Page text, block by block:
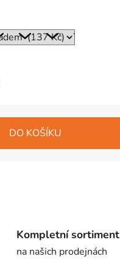
DO KOŠÍKU
Kompletní sortiment
na našich prodejnách